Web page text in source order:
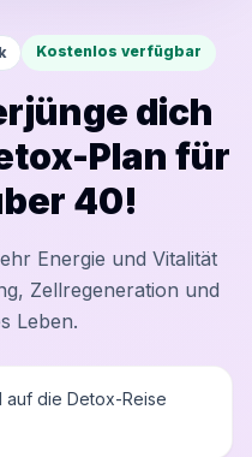
Kostenlos verfügbar
dich
Plan für
40!
Energie und Vitalität
Zellregeneration und
Leben.
auf die Detox-Reise